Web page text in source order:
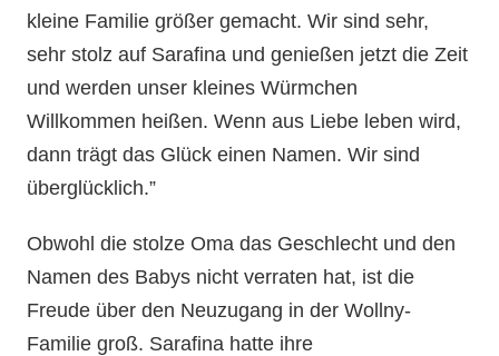
kleine Familie größer gemacht. Wir sind sehr,
sehr stolz auf Sarafina und genießen jetzt die Zeit
und werden unser kleines Würmchen
Willkommen heißen. Wenn aus Liebe leben wird,
dann trägt das Glück einen Namen. Wir sind
überglücklich.”
Obwohl die stolze Oma das Geschlecht und den
Namen des Babys nicht verraten hat, ist die
Freude über den Neuzugang in der Wollny-
Familie groß. Sarafina hatte ihre